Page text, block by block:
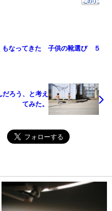
もなってきた 子供の靴選び ５
だろう、と考え
てみた。